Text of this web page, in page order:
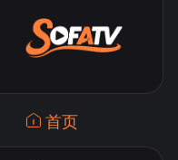
首页